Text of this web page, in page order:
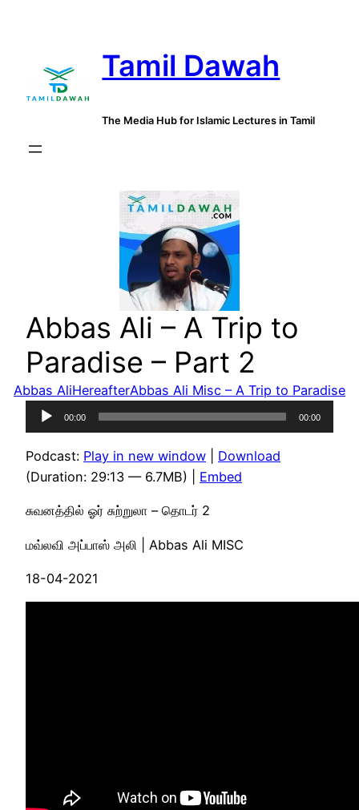
Tamil Dawah
The Media Hub for Islamic Lectures in Tamil
Abbas Ali – A Trip to
Paradise – Part 2
Abbas AliHereafterAbbas Ali Misc – A Trip to Paradise
Audio
Player
00:00 00:00
Podcast: Play in new window
Download
(Duration: 29:13 — 6.7MB) | Embed
சுவனத்தில் ஓர் சுற்றுலா – தொடர் 2
மவ்லவி அப்பாஸ் அலி | Abbas Ali MISC
18-04-2021